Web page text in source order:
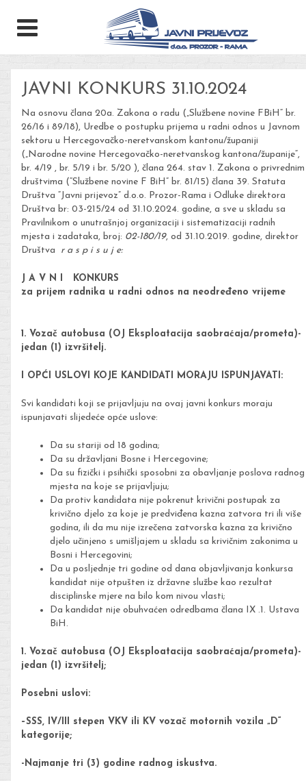
JAVNI KONKURS 31.10.2024
Na osnovu člana 20a. Zakona o radu („Službene novine FBiH“ br.
26/16 i 89/18), Uredbe o postupku prijema u radni odnos u Javnom
sektoru u Hercegovačko-neretvanskom kantonu/županiji
(„Narodne novine Hercegovačko-neretvanskog kantona/županije“,
br. 4/19 , br. 5/19 i br. 5/20 ), člana 264. stav 1. Zakona o privrednim
društvima (“Službene novine F BiH” br. 81/15) člana 39. Statuta
Društva “Javni prijevoz” d.o.o. Prozor-Rama i Odluke direktora
Društva br: 03-215/24 od 31.10.2024. godine, a sve u skladu sa
Pravilnikom o unutrašnjoj organizaciji i sistematizaciji radnih
mjesta i zadataka, broj: 02-180/19, od 31.10.2019. godine, direktor
Društva r a s p i s u j e:
J A V N I KONKURS
za prijem radnika u radni odnos na neodređeno vrijeme
1. Vozač autobusa (OJ Eksploatacija saobraćaja/prometa)-
jedan (1) izvršitelj.
I OPĆI USLOVI KOJE KANDIDATI MORAJU ISPUNJAVATI:
Svi kandidati koji se prijavljuju na ovaj javni konkurs moraju
ispunjavati slijedeće opće uslove:
Da su stariji od 18 godina;
Da su državljani Bosne i Hercegovine;
Da su fizički i psihički sposobni za obavljanje poslova radnog
mjesta na koje se prijavljuju;
Da protiv kandidata nije pokrenut krivični postupak za
krivično djelo za koje je predviđena kazna zatvora tri ili više
godina, ili da mu nije izrečena zatvorska kazna za krivično
djelo učinjeno s umišljajem u skladu sa krivičnim zakonima u
Bosni i Hercegovini;
Da u posljednje tri godine od dana objavljivanja konkursa
kandidat nije otpušten iz državne službe kao rezultat
disciplinske mjere na bilo kom nivou vlasti;
Da kandidat nije obuhvaćen odredbama člana IX .1. Ustava
BiH.
1. Vozač autobusa (OJ Eksploatacija saobraćaja/prometa)-
jedan (1) izvršitelj;
Posebni uslovi:
–SSS, IV/III stepen VKV ili KV vozač motornih vozila „D“
kategorije;
-Najmanje tri (3) godine radnog iskustva.